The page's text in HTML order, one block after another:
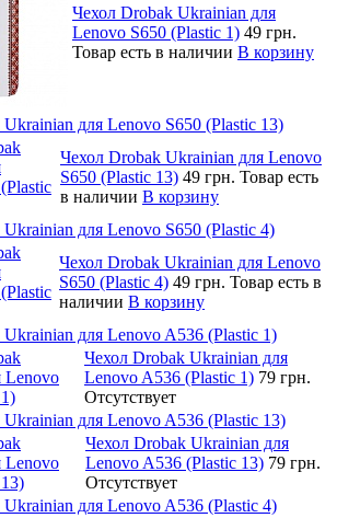
Чехол Drobak Ukrainian для
Lenovo S650 (Plastic 1) 49 грн.
Товар есть в наличии В корзину
для Lenovo S650 (Plastic 13)
Чехол Drobak Ukrainian для Lenovo
S650 (Plastic 13) 49 грн. Товар есть
в наличии В корзину
для Lenovo S650 (Plastic 4)
Чехол Drobak Ukrainian для Lenovo
S650 (Plastic 4) 49 грн. Товар есть в
наличии В корзину
для Lenovo A536 (Plastic 1)
Чехол Drobak Ukrainian для
Lenovo A536 (Plastic 1) 79 грн.
Отсутствует
для Lenovo A536 (Plastic 13)
Чехол Drobak Ukrainian для
Lenovo A536 (Plastic 13) 79 грн.
Отсутствует
для Lenovo A536 (Plastic 4)